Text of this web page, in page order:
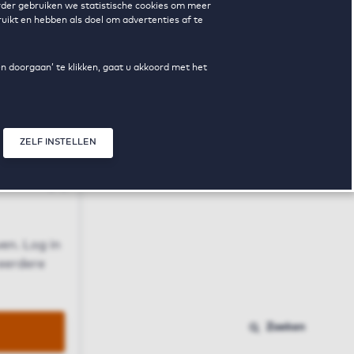
gebruiken we statistische cookies om meer
en hebben als doel om advertenties af te
doorgaan’ te klikken, gaat u akkoord met het
ZELF INSTELLEN
Log in
Zoeken